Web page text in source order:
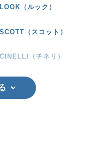
LOOK（ルック）
SCOTT（スコット）
CINELLI（チネリ）